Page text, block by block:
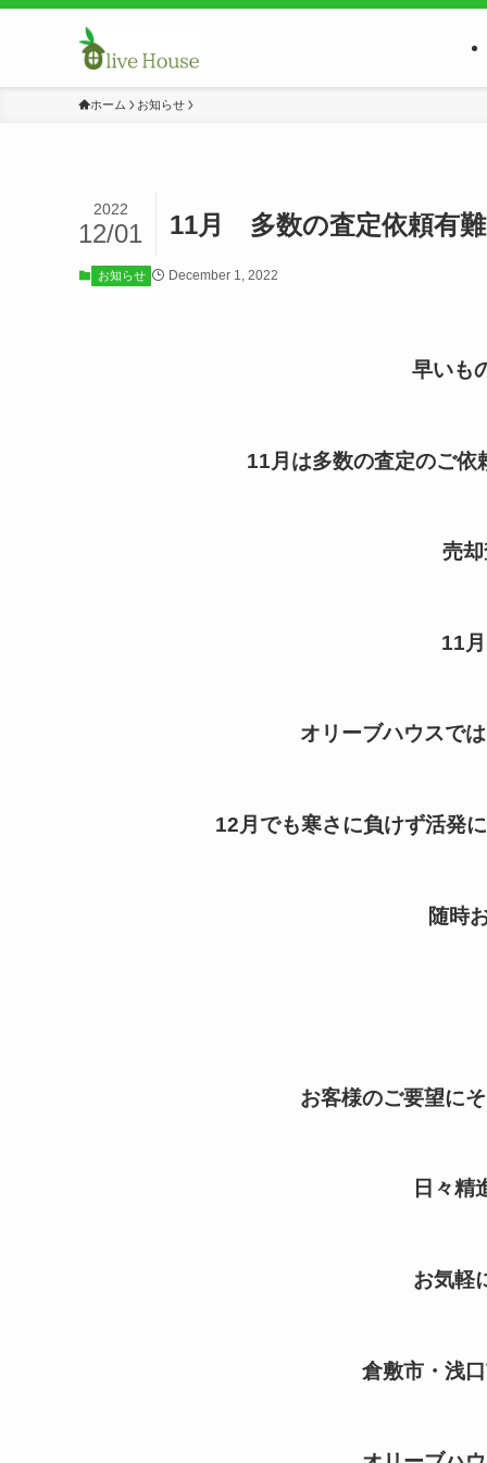
ホーム お知らせ
11月 多数の査定依頼有
2022
12/01
お知らせ December 1, 2022
早いも
11月は多数の査定のご
売
11
オリーブハウスで
12月でも寒さに負けず活発
随時
お客様のご要望に
日々精
お気軽
倉敷市・浅